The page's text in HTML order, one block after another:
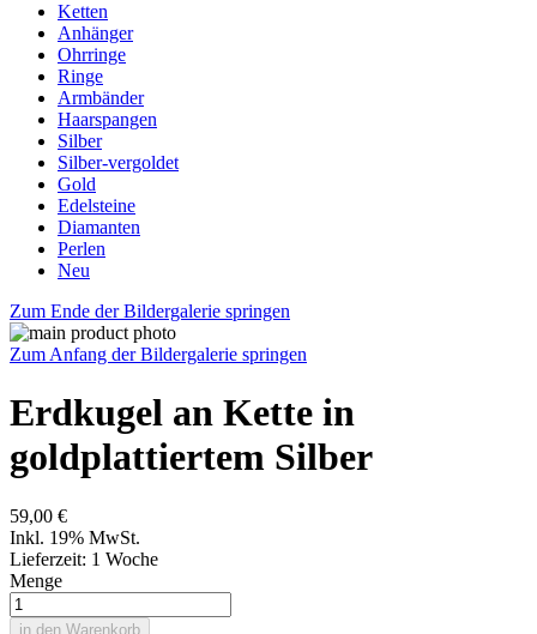
Ketten
Anhänger
Ohrringe
Ringe
Armbänder
Haarspangen
Silber
Silber-vergoldet
Gold
Edelsteine
Diamanten
Perlen
Neu
Zum Ende der Bildergalerie springen
Zum Anfang der Bildergalerie springen
Erdkugel an Kette in
goldplattiertem Silber
59,00 €
Inkl. 19% MwSt.
Lieferzeit: 1 Woche
Menge
in den Warenkorb